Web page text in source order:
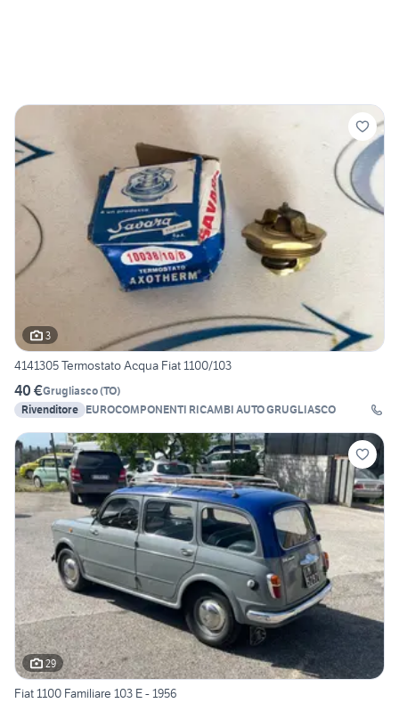
3
4141305 Termostato Acqua Fiat 1100/103
40 €Grugliasco(TO)
Rivenditore EUROCOMPONENTI RICAMBI AUTO GRUGLIASCO
29
Fiat 1100 Familiare 103 E - 1956